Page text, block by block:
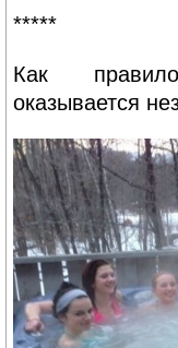
*****
Как
оказывается